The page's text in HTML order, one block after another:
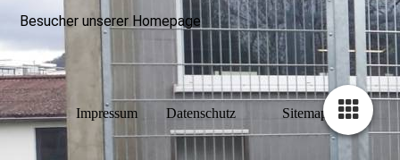
Besucher unserer Homepage
Impressum Datenschutz Sitemap